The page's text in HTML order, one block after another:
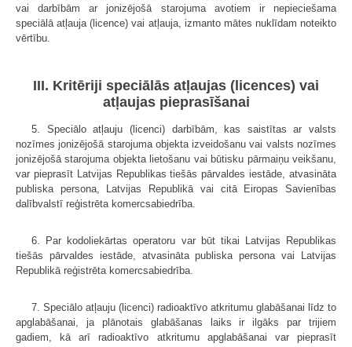
vai darbībām ar jonizējošā starojuma avotiem ir nepieciešama
speciālā atļauja (licence) vai atļauja, izmanto mātes nuklīdam noteikto
vērtību.
III. Kritēriji speciālās atļaujas (licences) vai
atļaujas pieprasīšanai
5. Speciālo atļauju (licenci) darbībām, kas saistītas ar valsts
nozīmes jonizējošā starojuma objekta izveidošanu vai valsts nozīmes
jonizējošā starojuma objekta lietošanu vai būtisku pārmaiņu veikšanu,
var pieprasīt Latvijas Republikas tiešās pārvaldes iestāde, atvasināta
publiska persona, Latvijas Republikā vai citā Eiropas Savienības
dalībvalstī reģistrēta komercsabiedrība.
6. Par kodoliekārtas operatoru var būt tikai Latvijas Republikas
tiešās pārvaldes iestāde, atvasināta publiska persona vai Latvijas
Republikā reģistrēta komercsabiedrība.
7. Speciālo atļauju (licenci) radioaktīvo atkritumu glabāšanai līdz to
apglabāšanai, ja plānotais glabāšanas laiks ir ilgāks par trijiem
gadiem, kā arī radioaktīvo atkritumu apglabāšanai var pieprasīt